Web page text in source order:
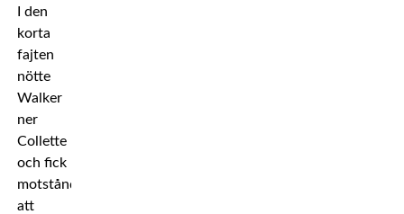
I den
korta
fajten
nötte
Walker
ner
Collette
och fick
motståndaren
att